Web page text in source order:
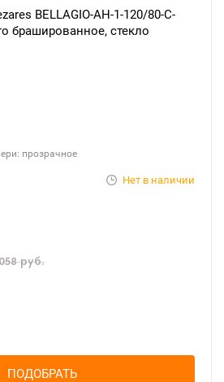
BELLAGIO-AH-1-120/80-C-
брашированное, стекло
прозрачное
Нет в наличии
руб.
ПОДОБРАТЬ